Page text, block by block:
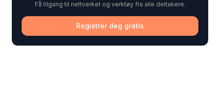
Få tilgang til nettverket og verktøy fra alle deltakere.
Registrer deg gratis